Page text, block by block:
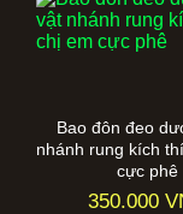
Bao đôn đeo
nhánh rung kích
cực phê
350.000